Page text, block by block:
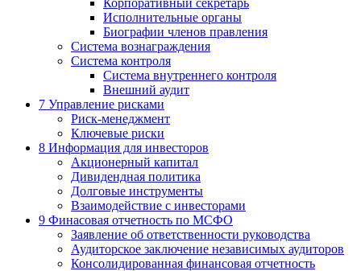
Корпоративный секретарь
Исполнительные органы
Биографии членов правления
Система вознаграждения
Система контроля
Система внутреннего контроля
Внешний аудит
7 Управление рисками
Риск-менеджмент
Ключевые риски
8 Информация для инвесторов
Акционерный капитал
Дивидендная политика
Долговые инструменты
Взаимодействие с инвеcторами
9 Финасовая отчетность по МСФО
Заявление об ответственности руководства
Аудиторское заключение независимых аудиторов
Консолидированная финансовая отчетность